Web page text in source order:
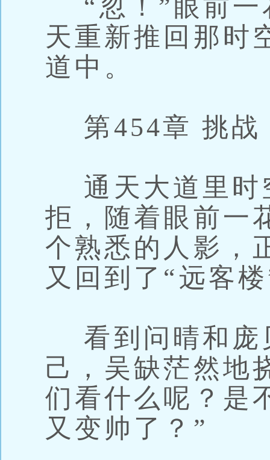
“忽！”眼前一
天重新推回那时
道中。
第454章 挑战
通天大道里时
拒，随着眼前一
个熟悉的人影，
又回到了“远客
看到问晴和庞
己，吴缺茫然地
们看什么呢？是
又变帅了？”